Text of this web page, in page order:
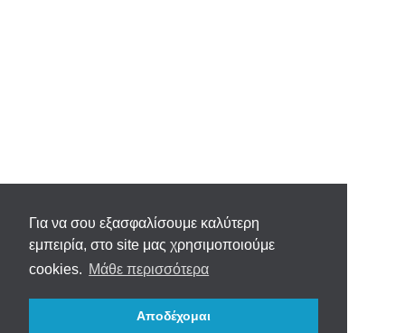
Για να σου εξασφαλίσουμε καλύτερη
εμπειρία, στο site μας χρησιμοποιούμε
cookies. Μάθε περισσότερα
Αποδέχομαι